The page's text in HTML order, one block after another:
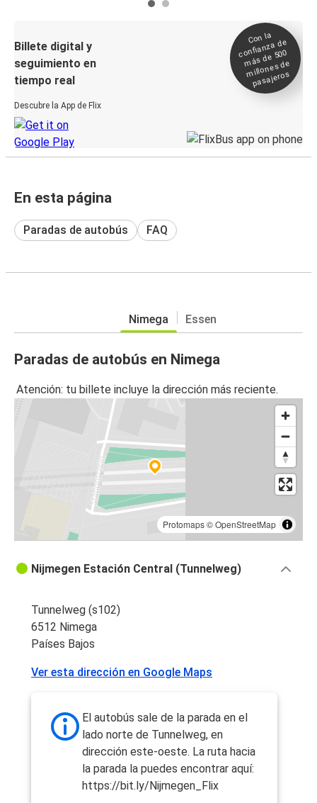
Billete digital y
seguimiento en
tiempo real
Descubre la App de Flix
Con la
confianza de
más de 500
millones de
pasajeros
En esta página
Paradas de autobús FAQ
Nimega Essen
Paradas de autobús en Nimega
Atención: tu billete incluye la dirección más reciente.
Protomaps©OpenStreetMap
Nijmegen Estación Central (Tunnelweg)
Tunnelweg (s102)
6512 Nimega
Países Bajos
Ver esta dirección en Google Maps
El autobús sale de la parada en el
lado norte de Tunnelweg, en
dirección este-oeste. La ruta hacia
la parada la puedes encontrar aquí:
https://bit.ly/Nijmegen_Flix